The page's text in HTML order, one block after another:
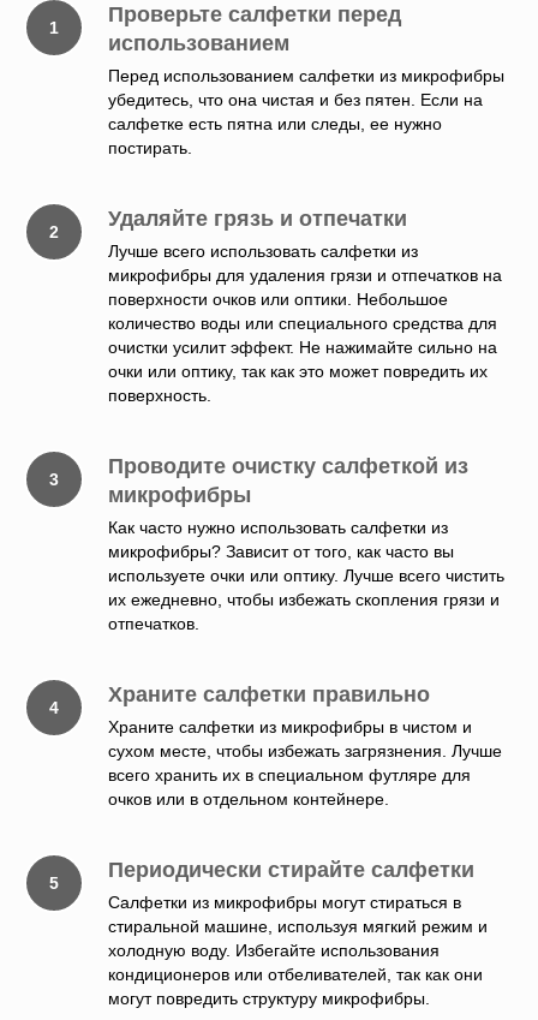
Проверьте салфетки перед
использованием
Перед использованием салфетки из микрофибры
убедитесь, что она чистая и без пятен. Если на
салфетке есть пятна или следы, ее нужно
постирать.
Удаляйте грязь и отпечатки
Лучше всего использовать салфетки из
микрофибры для удаления грязи и отпечатков на
поверхности очков или оптики. Небольшое
количество воды или специального средства для
очистки усилит эффект. Не нажимайте сильно на
очки или оптику, так как это может повредить их
поверхность.
Проводите очистку салфеткой из
микрофибры
Как часто нужно использовать салфетки из
микрофибры? Зависит от того, как часто вы
используете очки или оптику. Лучше всего чистить
их ежедневно, чтобы избежать скопления грязи и
отпечатков.
Храните салфетки правильно
Храните салфетки из микрофибры в чистом и
сухом месте, чтобы избежать загрязнения. Лучше
всего хранить их в специальном футляре для
очков или в отдельном контейнере.
Периодически стирайте салфетки
Салфетки из микрофибры могут стираться в
стиральной машине, используя мягкий режим и
холодную воду. Избегайте использования
кондиционеров или отбеливателей, так как они
могут повредить структуру микрофибры.